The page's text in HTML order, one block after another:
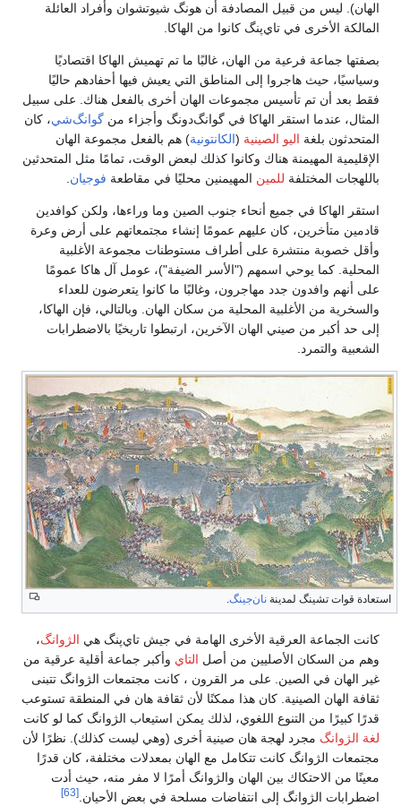
الهان). ليس من قبيل المصادفة أن هونگ شيوتشوان وأفراد العائلة
المالكة الأخرى في تاي‌پنگ كانوا من الهاكا.
بصفتها جماعة فرعية من الهان، غالبًا ما تم تهميش الهاكا اقتصاديًا
وسياسيًا، حيث هاجروا إلى المناطق التي يعيش فيها أحفادهم حاليًا
فقط بعد أن تم تأسيس مجموعات الهان أخرى بالفعل هناك. على سبيل
المثال، عندما استقر الهاكا في گوانگ‌دونگ وأجزاء من گوانگ‌شي، كان
المتحدثون بلغة اليو الصينية (الكانتونية) هم بالفعل مجموعة الهان
الإقليمية المهيمنة هناك وكانوا كذلك لبعض الوقت، تمامًا مثل المتحدثين
باللهجات المختلفة للمين المهيمنين محليًا في مقاطعة فوجيان.
استقر الهاكا في جميع أنحاء جنوب الصين وما وراءها، ولكن كوافدين
قادمين متأخرين، كان عليهم عمومًا إنشاء مجتمعاتهم على أرض وعرة
وأقل خصوبة منتشرة على أطراف مستوطنات مجموعة الأغلبية
المحلية. كما يوحي اسمهم ("الأسر الضيفة")، عومل آل هاكا عمومًا
على أنهم وافدون جدد مهاجرون، وغالبًا ما كانوا يتعرضون للعداء
والسخرية من الأغلبية المحلية من سكان الهان. وبالتالي، فإن الهاكا،
إلى حد أكبر من صيني الهان الآخرين، ارتبطوا تاريخيًا بالاضطرابات
الشعبية والتمرد.
استعادة قوات تشينگ لمدينة نان‌جينگ.
كانت الجماعة العرقية الأخرى الهامة في جيش تاي‌پنگ هي الژوانگ،
وهم من السكان الأصليين من أصل التاي وأكبر جماعة أقلية عرقية من
غير الهان في الصين. على مر القرون ، كانت مجتمعات الژوانگ تتبنى
ثقافة الهان الصينية. كان هذا ممكنًا لأن ثقافة هان في المنطقة تستوعب
قدرًا كبيرًا من التنوع اللغوي، لذلك يمكن استيعاب الژوانگ كما لو كانت
لغة الژوانگ مجرد لهجة هان صينية أخرى (وهي ليست كذلك). نظرًا لأن
مجتمعات الژوانگ كانت تتكامل مع الهان بمعدلات مختلفة، كان قدرًا
معينًا من الاحتكاك بين الهان والژوانگ أمرًا لا مفر منه، حيث أدت
اضطرابات الژوانگ إلى انتفاضات مسلحة في بعض الأحيان.[63]